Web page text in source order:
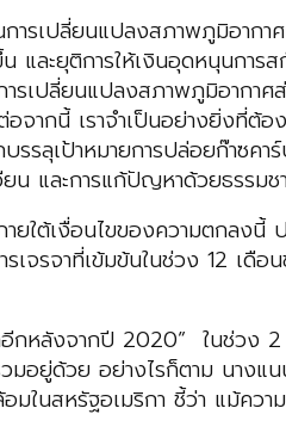
ารเปลี่ยนแปลงสภาพภูมิอาก
และยุติการให้เงินอุดหนุนกา
เปลี่ยนแปลงสภาพภูมิอากา
จากนี้ เราจำเป็นอย่างยิ่งที่ต้
รรลุเป้าหมายการปล่อยก๊าซ
น และการแก้ปัญหาด้วยธรรมช
ต้เงื่อนไขของความตกลงนี้
รจาที่เข้มข้นในช่วง 12 เดือ
อีกหลังจากปี 2020” ในช่วง
อยู่ด้วย อย่างไรก็ตาม นางแ
นสหรัฐอเมริกา ชี้ว่า แม้คว